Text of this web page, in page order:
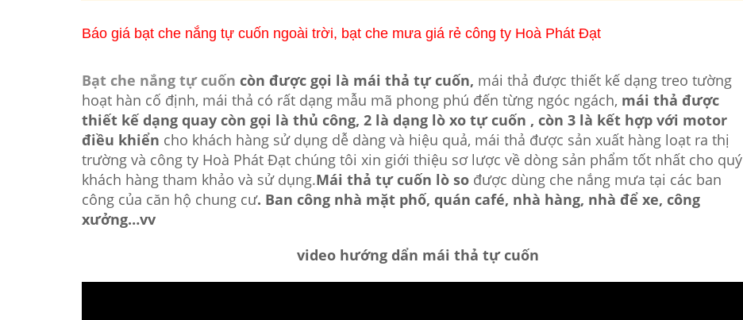
Báo giá bạt che nắng tự cuốn ngoài trời, bạt che mưa giá rẻ công ty Hoà Phát Đạt
Bạt che nắng tự cuốn còn được gọi là mái thả tự cuốn, mái thả được thiết kế dạng treo tường
hoạt hàn cố định, mái thả có rất dạng mẫu mã phong phú đến từng ngóc ngách, mái thả được
thiết kế dạng quay còn gọi là thủ công, 2 là dạng lò xo tự cuốn , còn 3 là kết hợp với motor
điều khiển cho khách hàng sử dụng dễ dàng và hiệu quả, mái thả được sản xuất hàng loạt ra thị
trường và công ty Hoà Phát Đạt chúng tôi xin giới thiệu sơ lược về dòng sản phẩm tốt nhất cho quý
khách hàng tham khảo và sử dụng.Mái thả tự cuốn lò so được dùng che nắng mưa tại các ban
công của căn hộ chung cư. Ban công nhà mặt phố, quán café, nhà hàng, nhà để xe, công
xưởng…vv
video hướng dẩn mái thả tự cuốn